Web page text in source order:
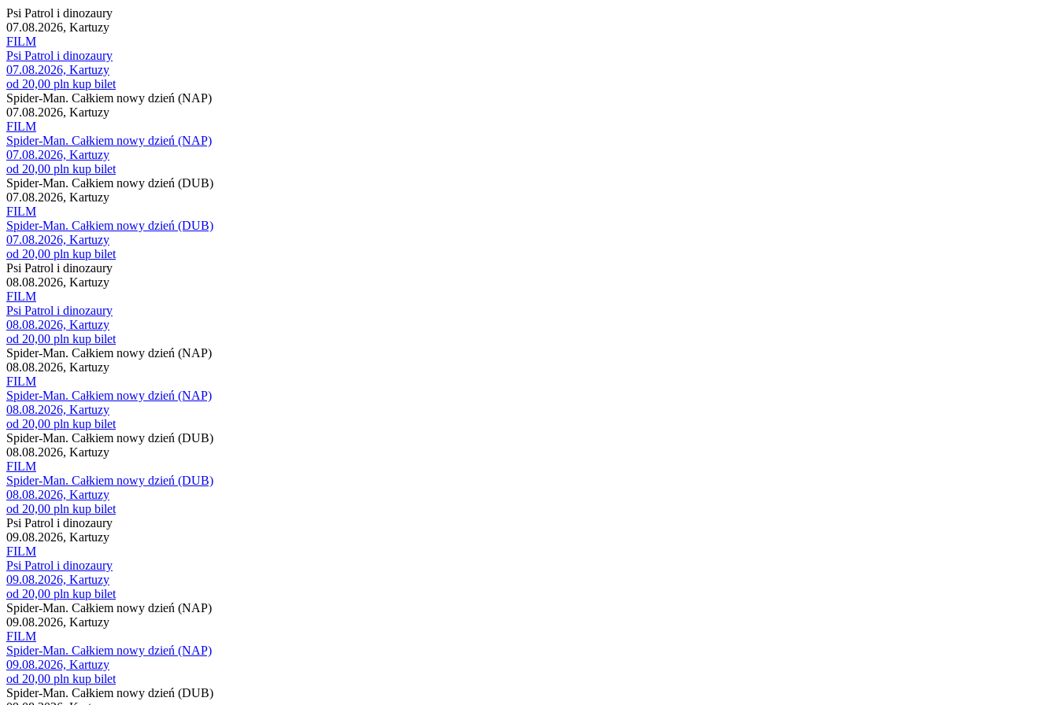
Psi Patrol i dinozaury
07.08.2026, Kartuzy
FILM
Psi Patrol i dinozaury
07.08.2026, Kartuzy
od 20,00 pln kup bilet
Spider-Man. Całkiem nowy dzień (NAP)
07.08.2026, Kartuzy
FILM
Spider-Man. Całkiem nowy dzień (NAP)
07.08.2026, Kartuzy
od 20,00 pln kup bilet
Spider-Man. Całkiem nowy dzień (DUB)
07.08.2026, Kartuzy
FILM
Spider-Man. Całkiem nowy dzień (DUB)
07.08.2026, Kartuzy
od 20,00 pln kup bilet
Psi Patrol i dinozaury
08.08.2026, Kartuzy
FILM
Psi Patrol i dinozaury
08.08.2026, Kartuzy
od 20,00 pln kup bilet
Spider-Man. Całkiem nowy dzień (NAP)
08.08.2026, Kartuzy
FILM
Spider-Man. Całkiem nowy dzień (NAP)
08.08.2026, Kartuzy
od 20,00 pln kup bilet
Spider-Man. Całkiem nowy dzień (DUB)
08.08.2026, Kartuzy
FILM
Spider-Man. Całkiem nowy dzień (DUB)
08.08.2026, Kartuzy
od 20,00 pln kup bilet
Psi Patrol i dinozaury
09.08.2026, Kartuzy
FILM
Psi Patrol i dinozaury
09.08.2026, Kartuzy
od 20,00 pln kup bilet
Spider-Man. Całkiem nowy dzień (NAP)
09.08.2026, Kartuzy
FILM
Spider-Man. Całkiem nowy dzień (NAP)
09.08.2026, Kartuzy
od 20,00 pln kup bilet
Spider-Man. Całkiem nowy dzień (DUB)